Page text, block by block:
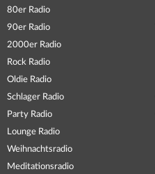
80er Radio
90er Radio
2000er Radio
Rock Radio
Oldie Radio
Schlager Radio
Party Radio
Lounge Radio
Weihnachtsradio
Meditationsradio